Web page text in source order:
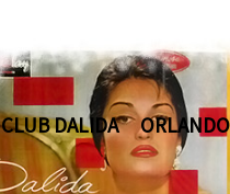
CLUB DALIDA ORLANDO